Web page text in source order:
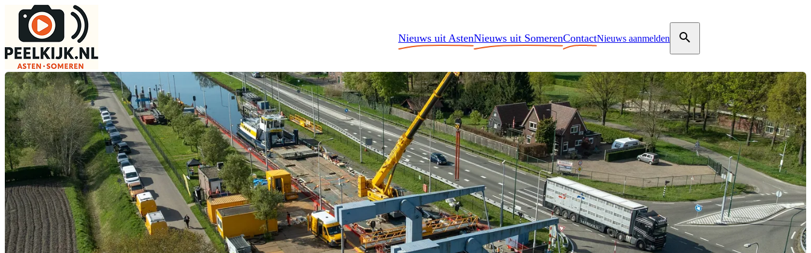
Nieuws uit AstenNieuws uit SomerenContactNieuws aanmelden